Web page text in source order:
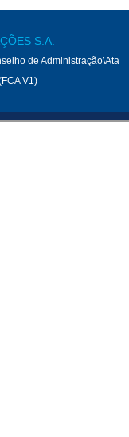
S.A.
de Administração\Ata
V1)